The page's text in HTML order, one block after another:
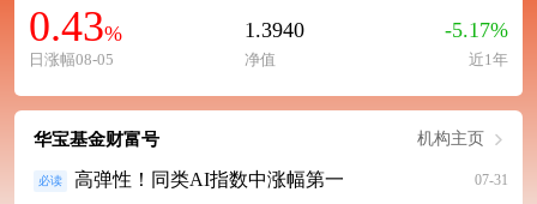
0.43%
日涨幅08-05
1.3940
净值
-5.17%
近1年
华宝基金财富号 机构主页
必读 高弹性！同类AI指数中涨幅第一 07-31